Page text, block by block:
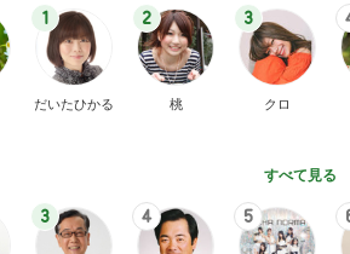
1
だいたひかる
2
桃
3
クロ
すべて見る
3 4 5